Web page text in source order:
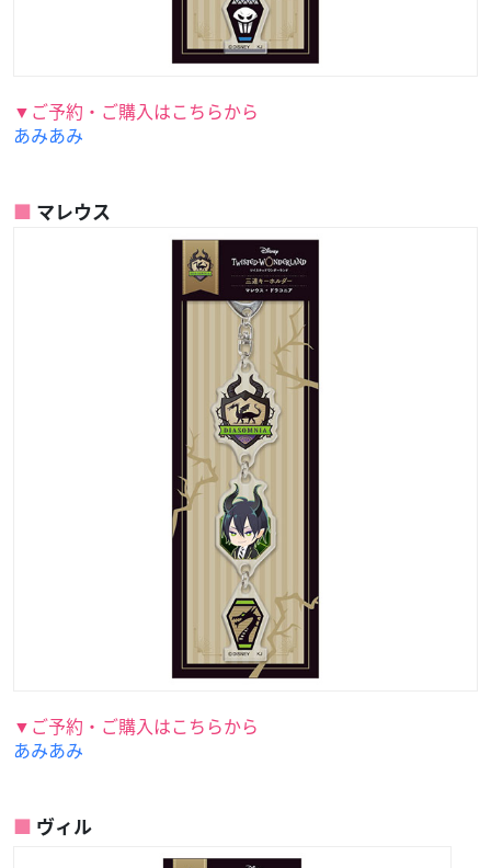
▼ご予約・ご購入はこちらから
あみあみ
マレウス
▼ご予約・ご購入はこちらから
あみあみ
ヴィル